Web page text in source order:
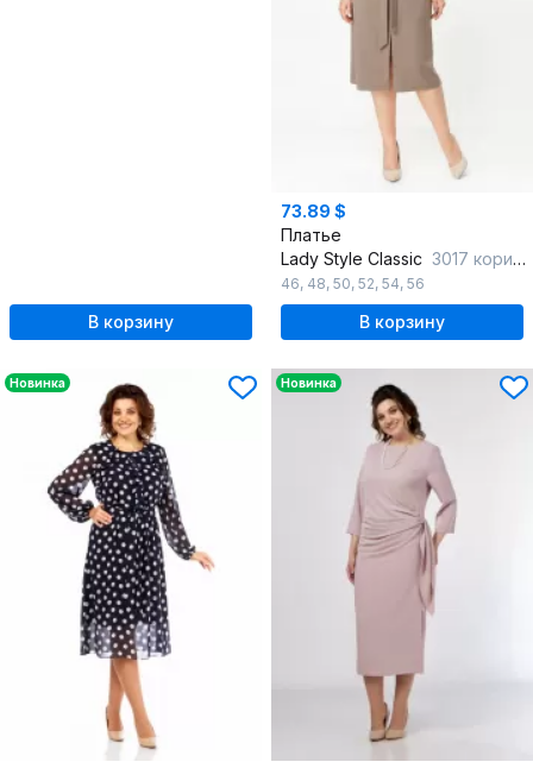
В корзину
73.89 $
Платье
Lady Style Classic 3017 коричневые-тона
46, 48, 50, 52, 54, 56
В корзину
Новинка Новинка